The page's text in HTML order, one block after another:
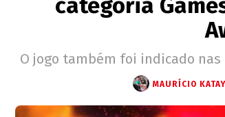
categoria
O jogo também foi indicado
MAURÍCIO